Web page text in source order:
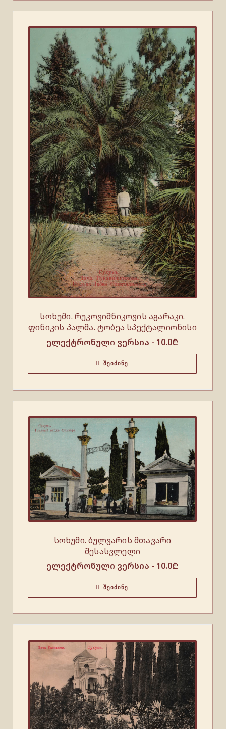
სოხუმი. რუკოვიშნიკოვის აგარაკი.
ფინიკის პალმა. ტობეა სპექტალიონისი
ელექტრონული ვერსია - 10.0₾
ᲨᲔᲘᲫᲘᲜᲔ
სოხუმი. ბულვარის მთავარი
შესასვლელი
ელექტრონული ვერსია - 10.0₾
ᲨᲔᲘᲫᲘᲜᲔ